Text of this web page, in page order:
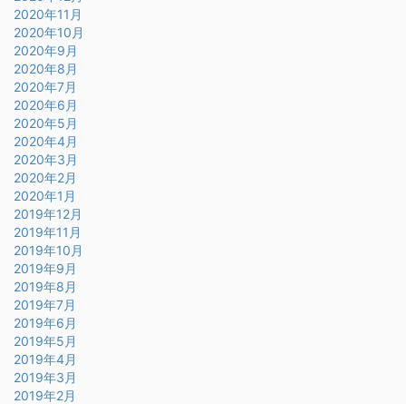
2020年11月
2020年10月
2020年9月
2020年8月
2020年7月
2020年6月
2020年5月
2020年4月
2020年3月
2020年2月
2020年1月
2019年12月
2019年11月
2019年10月
2019年9月
2019年8月
2019年7月
2019年6月
2019年5月
2019年4月
2019年3月
2019年2月